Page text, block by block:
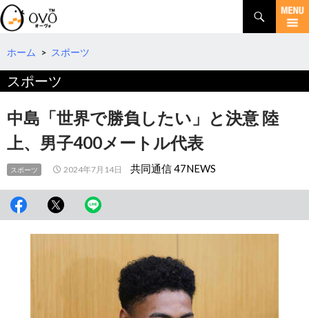
検
索
コ
テ
へ
動
ホーム > スポーツ
スポーツ
中島「世界で勝負したい」と決意 陸
上、男子400メートル代表
スポーツ 2024年7月14日 共同通信 47NEWS